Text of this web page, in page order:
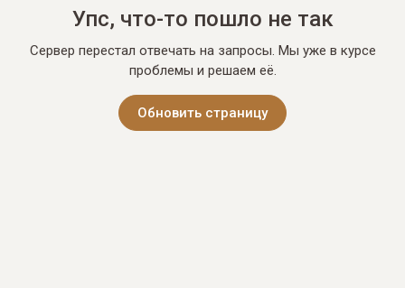
Упс, что-то пошло не так
Сервер перестал отвечать на запросы. Мы уже в курсе
проблемы и решаем её.
Обновить страницу